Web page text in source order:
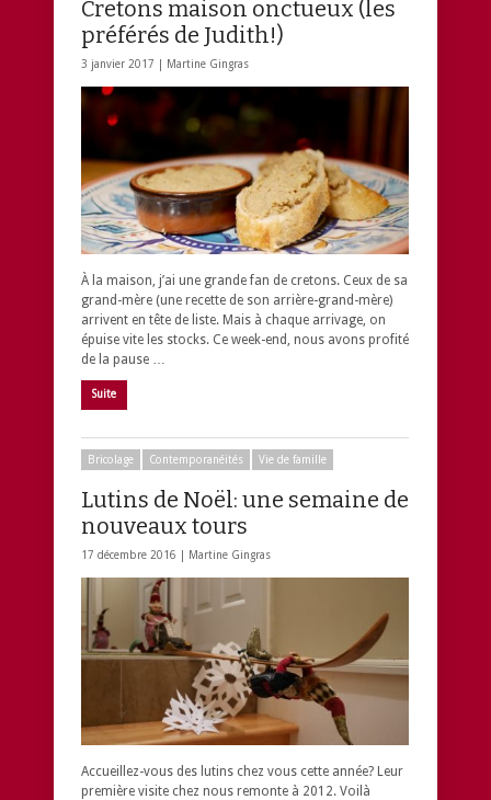
Cretons maison onctueux (les
préférés de Judith!)
3 janvier 2017 | Martine Gingras
À la maison, j’ai une grande fan de cretons. Ceux de sa
grand-mère (une recette de son arrière-grand-mère)
arrivent en tête de liste. Mais à chaque arrivage, on
épuise vite les stocks. Ce week-end, nous avons profité
de la pause …
Suite
Bricolage Contemporanéités Vie de famille
Lutins de Noël: une semaine de
nouveaux tours
17 décembre 2016 | Martine Gingras
Accueillez-vous des lutins chez vous cette année? Leur
première visite chez nous remonte à 2012. Voilà